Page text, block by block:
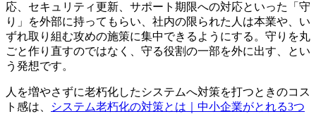
応、セキュリティ更新、サポート期限への対応といった「守
り」を外部に持ってもらい、社内の限られた人は本業や、い
ずれ取り組む攻めの施策に集中できるようにする。守りを丸
ごと作り直すのではなく、守る役割の一部を外に出す、とい
う発想です。
人を増やさずに老朽化したシステムへ対策を打つときのコス
ト感は、
システム老朽化の対策とは｜中小企業がとれる3つ